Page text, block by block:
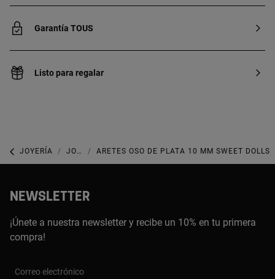
Garantía TOUS
Listo para regalar
JOYERÍA JOYAS DE PLATA 925 ARETES OSO DE PLATA 10 MM SWEET DOLLS
NEWSLETTER
¡Únete a nuestra newsletter y recibe un 10% en tu primera
compra!
Correo electrónico